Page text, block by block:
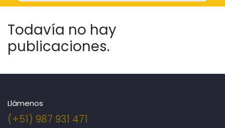
Todavía no hay
publicaciones.
Llámenos
(+51) 987 931 471